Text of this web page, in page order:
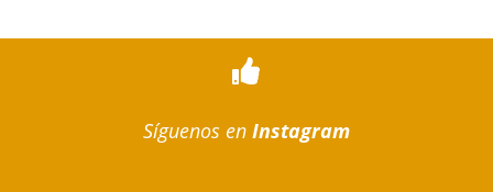

Síguenos en Instagram